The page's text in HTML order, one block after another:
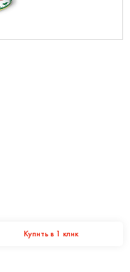
Купить в 1 клик